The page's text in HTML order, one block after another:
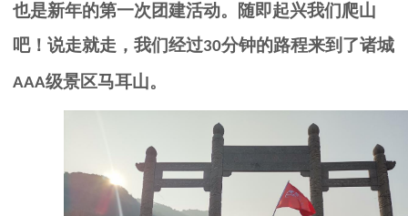
也是新年的第一次团建活动。随即起兴我们爬山
吧！说走就走，我们经过30分钟的路程来到了诸城
AAA级景区马耳山。